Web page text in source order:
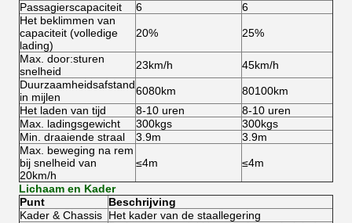
Passagierscapaciteit 6
6
Het beklimmen van
capaciteit (volledige
lading)
20% 25%
Max. door:sturen
snelheid
23km/h
45km/h
Duurzaamheidsafstand
in mijlen
6080km
80100km
Het laden van tijd
8-10 uren
8-10 uren
Max. ladingsgewicht
300kgs
300kgs
Min. draaiende straal
3.9m
3.9m
Max. beweging na rem
bij snelheid van
20km/h
≤4m ≤4m
Lichaam en Kader
Punt
Beschrijving
Kader & Chassis Het kader van de staallegering